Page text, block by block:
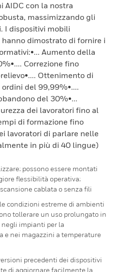
AIDC con la nostra
massimizzando gli
I dispositivi mobili
dimostrato di fornire i
Aumento della
Correzione fino
Ottenimento di
del 99,99%•....
del 30%•...
dei lavoratori fino al
di formazione fino
lavoratori di parlare nelle
in più di 40 lingue)
possono essere montati
flessibilità operativa;
cablata o senza fili
condizioni estreme di ambienti
tollerare un uso prolungato in
impianti per la
e nei magazzini a temperature
precedenti dei dispositivi
di aggiornare facilmente la